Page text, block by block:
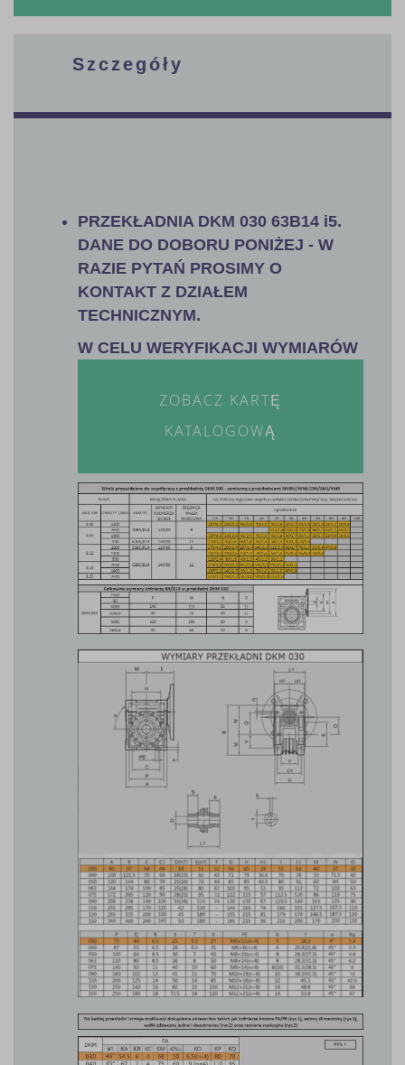
Szczegóły
PRZEKŁADNIA DKM 030 63B14 i5.
DANE DO DOBORU PONIŻEJ - W
RAZIE PYTAŃ PROSIMY O
KONTAKT Z DZIAŁEM
TECHNICZNYM.
W CELU WERYFIKACJI WYMIARÓW
ZOBACZ KARTĘ
KATALOGOWĄ